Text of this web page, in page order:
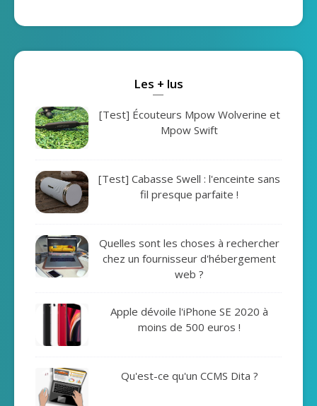
Les + lus
[Test] Écouteurs Mpow Wolverine et
Mpow Swift
[Test] Cabasse Swell : l'enceinte sans
fil presque parfaite !
Quelles sont les choses à rechercher
chez un fournisseur d'hébergement
web ?
Apple dévoile l'iPhone SE 2020 à
moins de 500 euros !
Qu'est-ce qu'un CCMS Dita ?